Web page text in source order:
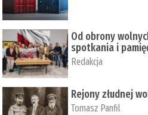
Od obrony
spotkania i
Redakcja
Rejony złudnej
Tomasz Panfil